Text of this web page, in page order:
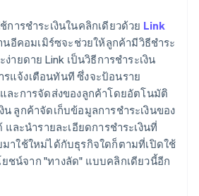
การชำระเงินในคลิกเดียวด้วย Link
อีคอมเมิร์ซจะช่วยให้ลูกค้ามีวิธีชำระ
ายดาย Link เป็นวิธีการชำระเงิน
แจ้งเตือนทันที ซึ่งจะป้อนราย
และการจัดส่งของลูกค้าโดยอัตโนมัติ
ลูกค้าจัดเก็บข้อมูลการชำระเงินของ
ละนำรายละเอียดการชำระเงินที่
าใช้ใหม่ได้กับธุรกิจใดก็ตามที่เปิดใช้
ยชน์จาก "ทางลัด" แบบคลิกเดียวนี้อีก